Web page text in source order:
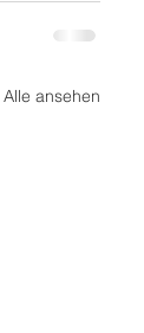
Alle ansehen